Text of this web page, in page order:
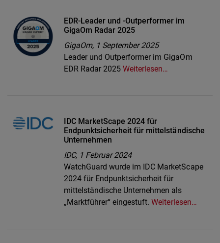
EDR-Leader und -Outperformer im
GigaOm Radar 2025
GigaOm, 1 September 2025
Leader und Outperformer im GigaOm
EDR Radar 2025Weiterlesen…
IDC MarketScape 2024 für
Endpunktsicherheit für mittelständische
Unternehmen
IDC, 1 Februar 2024
WatchGuard wurde im IDC MarketScape
2024 für Endpunktsicherheit für
mittelständische Unternehmen als
„Marktführer“ eingestuft.Weiterlesen…